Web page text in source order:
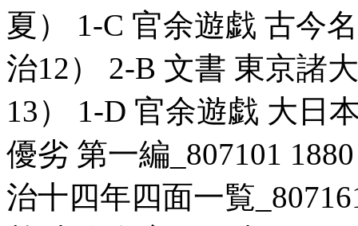
夏） 1-C 官余遊戯 古今
治12） 2-B 文書 東京諸
13） 1-D 官余遊戯 大
優劣 第一編_807101
治十四年四面一覧